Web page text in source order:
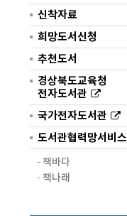
신착자료
희망도서신청
추천도서
경상북도교육청
전자도서관
국가전자도서관
도서관협력망서비스
책바다
책나래